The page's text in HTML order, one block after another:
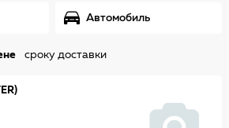
Автомобиль
сроку доставки